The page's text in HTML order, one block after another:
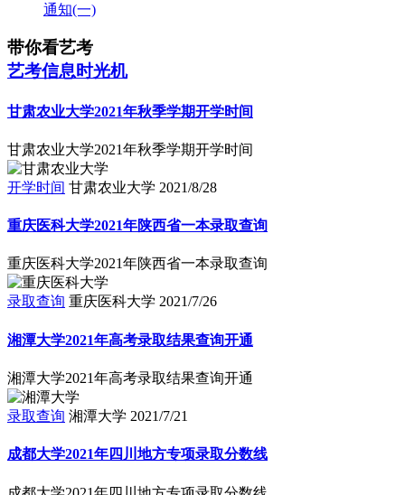
通知(一)
带你看艺考
艺考信息时光机
甘肃农业大学2021年秋季学期开学时间
甘肃农业大学2021年秋季学期开学时间
开学时间 甘肃农业大学 2021/8/28
重庆医科大学2021年陕西省一本录取查询
重庆医科大学2021年陕西省一本录取查询
录取查询 重庆医科大学 2021/7/26
湘潭大学2021年高考录取结果查询开通
湘潭大学2021年高考录取结果查询开通
录取查询 湘潭大学 2021/7/21
成都大学2021年四川地方专项录取分数线